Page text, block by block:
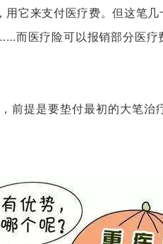
， 用它来支付医疗费。但这笔几
而医疗险可以报销部分医疗
，前提是要垫付最初的大笔治